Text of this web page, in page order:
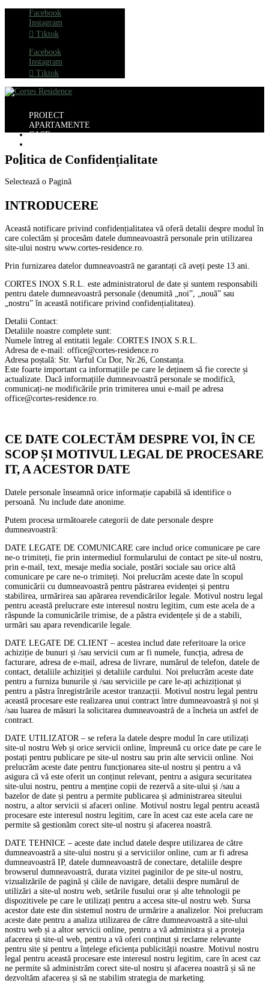
Facebook
Instagram
Tiktok
Facebook
Instagram
Tiktok
PROIECT
APARTAMENTE
CASE
PORTOFOLIU
CONTACT
Selectează o Pagină
Politica de Confidențialitate
INTRODUCERE
Această notificare privind confidențialitatea vă oferă detalii despre modul în
care colectăm și procesăm datele dumneavoastră personale prin utilizarea
site-ului nostru www.cortes-residence.ro.
Prin furnizarea datelor dumneavoastră ne garantați că aveți peste 13 ani.
CORTES INOX S.R.L. este administratorul de date și suntem responsabili
pentru datele dumneavoastră personale (denumită „noi”, „nouă” sau
„nostru” în această notificare privind confidențialitatea).
Detalii Contact:
Detaliile noastre complete sunt:
Numele întreg al entitatii legale: CORTES INOX S.R.L.
Adresa de e-mail: office@cortes-residence.ro
Adresa poștală: Str. Varful Cu Dor, Nr.26, Constanța.
Este foarte important ca informațiile pe care le deținem să fie corecte și
actualizate. Dacă informațiile dumneavoastră personale se modifică,
comunicați-ne modificările prin trimiterea unui e-mail pe adresa
office@cortes-residence.ro.
CE DATE COLECTĂM DESPRE VOI, ÎN CE
SCOP ȘI MOTIVUL LEGAL DE PROCESARE
IT, A ACESTOR DATE
Datele personale înseamnă orice informație capabilă să identifice o
persoană. Nu include date anonime.
Putem procesa următoarele categorii de date personale despre
dumneavoastră:
DATE LEGATE DE COMUNICARE care includ orice comunicare pe care
ne-o trimiteți, fie prin intermediul formularului de contact pe site-ul nostru,
prin e-mail, text, mesaje media sociale, postări sociale sau orice altă
comunicare pe care ne-o trimiteți. Noi prelucrăm aceste date în scopul
comunicării cu dumneavoastră pentru păstrarea evidenței și pentru
stabilirea, urmărirea sau apărarea revendicărilor legale. Motivul nostru legal
pentru această prelucrare este interesul nostru legitim, cum este acela de a
răspunde la comunicările trimise, de a păstra evidențele și de a stabili,
urmări sau apara revendicarile legale.
DATE LEGATE DE CLIENT – acestea includ date referitoare la orice
achiziție de bunuri și /sau servicii cum ar fi numele, funcția, adresa de
facturare, adresa de e-mail, adresa de livrare, numărul de telefon, datele de
contact, detaliile achiziției și detaliile cardului. Noi prelucrăm aceste date
pentru a furniza bunurile și /sau serviciile pe care le-ați achiziționat și
pentru a păstra înregistrările acestor tranzacții. Motivul nostru legal pentru
această procesare este realizarea unui contract între dumneavoastră și noi și
/sau luarea de măsuri la solicitarea dumneavoastră de a încheia un astfel de
contract.
DATE UTILIZATOR – se refera la datele despre modul în care utilizați
site-ul nostru Web și orice servicii online, împreună cu orice date pe care le
postați pentru publicare pe site-ul nostru sau prin alte servicii online. Noi
prelucrăm aceste date pentru funcționarea site-ul nostru și pentru a vă
asigura că vă este oferit un conținut relevant, pentru a asigura securitatea
site-ului nostru, pentru a menține copii de rezervă a site-ului și /sau a
bazelor de date și pentru a permite publicarea și administrarea siteului
nostru, a altor servicii si afaceri online. Motivul nostru legal pentru această
procesare este interesul nostru legitim, care în acest caz este acela care ne
permite să gestionăm corect site-ul nostru și afacerea noastră.
DATE TEHNICE – aceste date includ datele despre utilizarea de către
dumneavoastră a site-ului nostru și a serviciilor online, cum ar fi adresa
dumneavoastră IP, datele dumneavoastră de conectare, detaliile despre
browserul dumneavoastră, durata vizitei paginilor de pe site-ul nostru,
vizualizările de pagină și căile de navigare, detalii despre numărul de
utilizări a site-ul nostru web, setările fusului orar și alte tehnologii pe
dispozitivele pe care le utilizați pentru a accesa site-ul nostru web. Sursa
acestor date este din sistemul nostru de urmărire a analizelor. Noi prelucram
aceste date pentru a analiza utilizarea de către dumneavoastră a site-ului
nostru web și a altor servicii online, pentru a vă administra și a proteja
afacerea și site-ul web, pentru a vă oferi conținut și reclame relevante
pentru site și pentru a înțelege eficiența publicității noastre. Motivul nostru
legal pentru această procesare este interesul nostru legitim, care în acest caz
ne permite să administrăm corect site-ul nostru și afacerea noastră și să ne
dezvoltăm afacerea și să ne stabilim strategia de marketing.